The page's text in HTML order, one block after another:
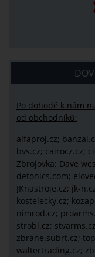
Po dohodě k nám
od obchodníků:
alfaproj.cz;
bvs.cz; cairocz.cz;
Zbrojovka; Dave
detonics.com;
JKnastroje.cz; jk-
kostelecky.cz;
nimrod.cz;
strobl.cz;
zbrane.subrt.cz;
waltertrading.cz;